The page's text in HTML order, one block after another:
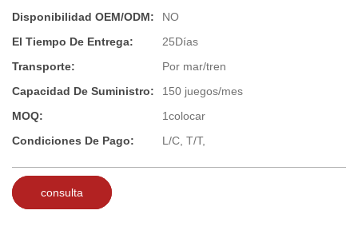
Disponibilidad OEM/ODM:
NO
El Tiempo De Entrega:
25Días
Transporte:
Por mar/tren
Capacidad De Suministro:
150 juegos/mes
MOQ:
1colocar
Condiciones De Pago:
L/C, T/T,
consulta